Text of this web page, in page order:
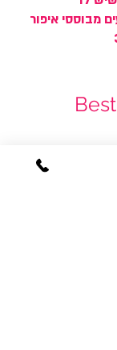
מבוססי איפור